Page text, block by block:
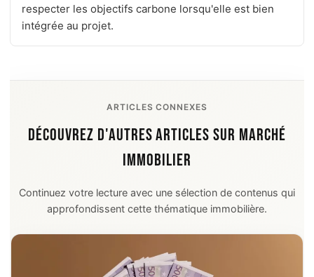
respecter les objectifs carbone lorsqu'elle est bien
intégrée au projet.
ARTICLES CONNEXES
DÉCOUVREZ D'AUTRES ARTICLES SUR MARCHÉ
IMMOBILIER
Continuez votre lecture avec une sélection de contenus qui
approfondissent cette thématique immobilière.